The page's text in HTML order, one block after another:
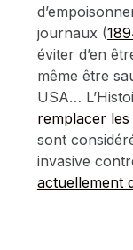
journaux (
éviter d’en
même être
USA…
remplacer
sont
invasive
actuellement